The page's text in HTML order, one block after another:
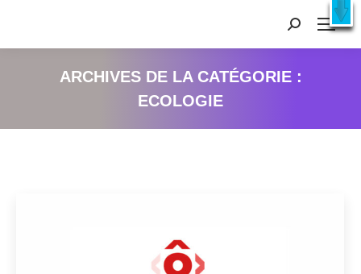
Recherche
:
ARCHIVES DE LA CATÉGORIE :
ECOLOGIE